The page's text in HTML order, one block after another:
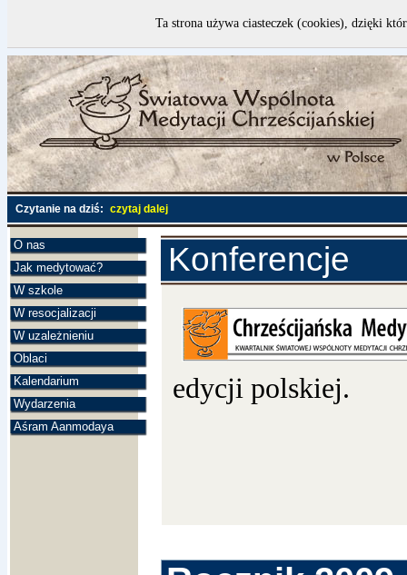
Czytanie na dziś: czytaj dalej
O nas
Jak medytować?
W szkole
W resocjalizacji
W uzależnieniu
Oblaci
Kalendarium
Wydarzenia
Aśram Aanmodaya
Konferencje
edycji polskiej.
Ta strona używa ciasteczek (cookies), dzięki